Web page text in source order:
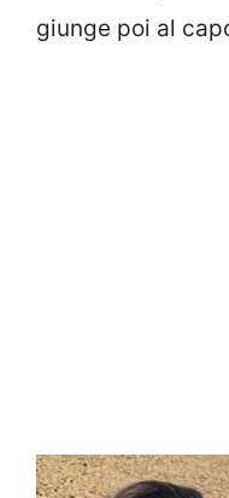
giunge poi al